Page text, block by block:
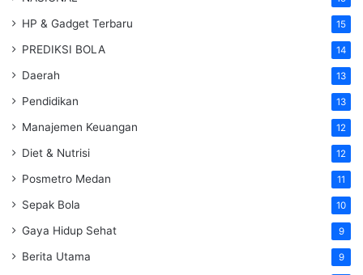
HP & Gadget Terbaru 15
PREDIKSI BOLA 14
Daerah 13
Pendidikan 13
Manajemen Keuangan 12
Diet & Nutrisi 12
Posmetro Medan 11
Sepak Bola 10
Gaya Hidup Sehat 9
Berita Utama 9